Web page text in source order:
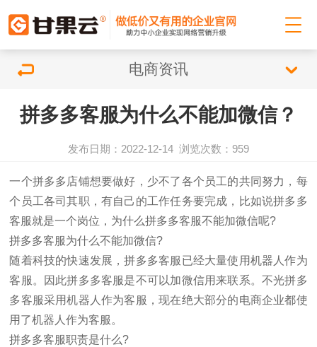
电商资讯
拼多多客服为什么不能加微信？
发布日期：2022-12-14 浏览次数： 959
一个拼多多店铺想要做好，少不了各个员工的共同努力，每
个员工各司其职，有自己的工作任务要完成，比如说拼多多
客服就是一个岗位，为什么拼多多客服不能加微信呢?
拼多多客服为什么不能加微信?
随着科技的快速发展，拼多多客服已经大量使用机器人作为
客服。因此拼多多客服是不可以加微信用来联系。不光拼多
多客服采用机器人作为客服，现在绝大部分的电商企业都使
用了机器人作为客服。
拼多多客服职责是什么?